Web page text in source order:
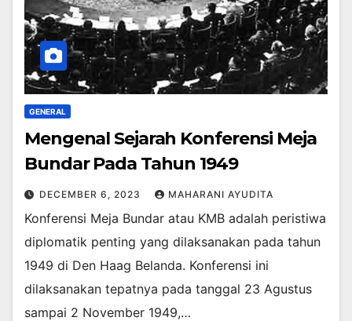
GENERAL
Mengenal Sejarah Konferensi Meja
Bundar Pada Tahun 1949
DECEMBER 6, 2023 MAHARANI AYUDITA
Konferensi Meja Bundar atau KMB adalah peristiwa
diplomatik penting yang dilaksanakan pada tahun
1949 di Den Haag Belanda. Konferensi ini
dilaksanakan tepatnya pada tanggal 23 Agustus
sampai 2 November 1949,…